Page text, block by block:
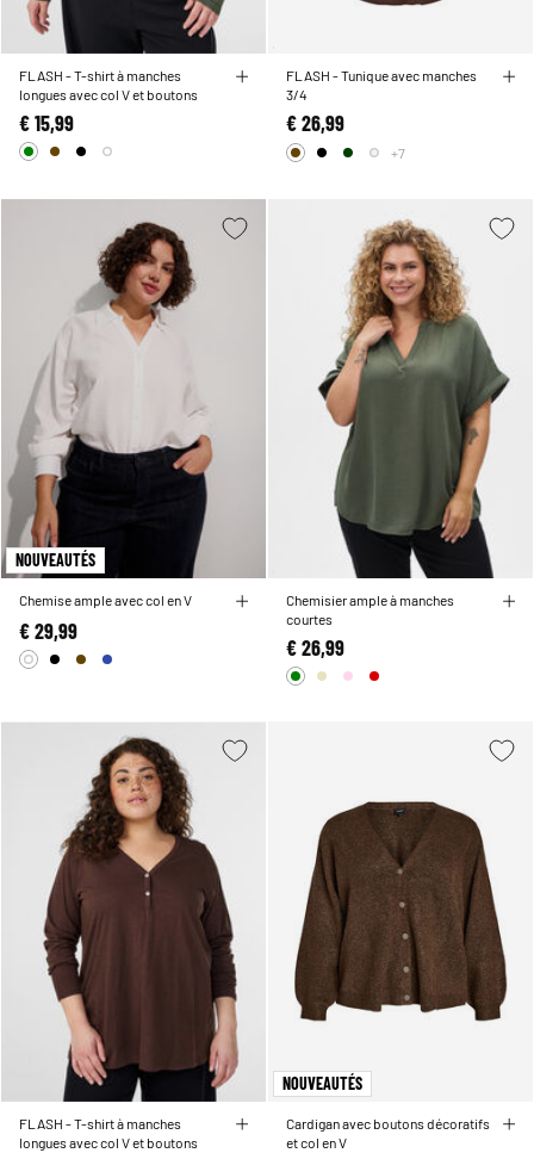
FLASH - T-shirt à manches
longues avec col V et boutons
€ 15,99
FLASH - Tunique avec manches
3/4
€ 26,99
+7
NOUVEAUTÉS
Chemise ample avec col en V
€ 29,99
Chemisier ample à manches
courtes
€ 26,99
FLASH - T-shirt à manches
longues avec col V et boutons
NOUVEAUTÉS
Cardigan avec boutons décoratifs
et col en V